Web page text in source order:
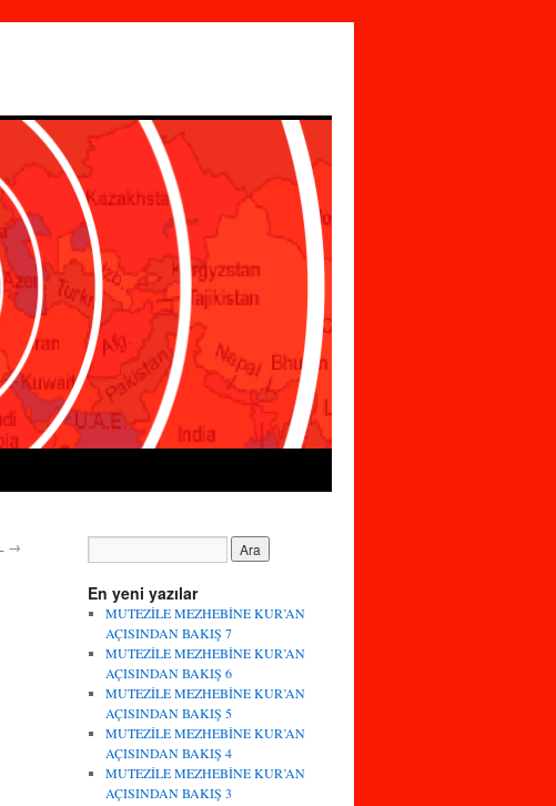
→
En yeni yazılar
MUTEZİLE MEZHEBİNE KUR’AN
AÇISINDAN BAKIŞ 7
MUTEZİLE MEZHEBİNE KUR’AN
AÇISINDAN BAKIŞ 6
MUTEZİLE MEZHEBİNE KUR’AN
AÇISINDAN BAKIŞ 5
MUTEZİLE MEZHEBİNE KUR’AN
AÇISINDAN BAKIŞ 4
MUTEZİLE MEZHEBİNE KUR’AN
AÇISINDAN BAKIŞ 3